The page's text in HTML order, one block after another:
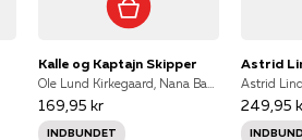
Kalle og Kaptajn Skipper
169,95 kr
INDBUNDET
Astrid
249,95